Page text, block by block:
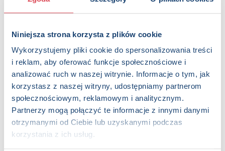
Niniejsza strona korzysta z plików cookie
Wykorzystujemy pliki cookie do spersonalizowania treści
i reklam, aby oferować funkcje społecznościowe i
analizować ruch w naszej witrynie. Informacje o tym, jak
korzystasz z naszej witryny, udostępniamy partnerom
społecznościowym, reklamowym i analitycznym.
Partnerzy mogą połączyć te informacje z innymi danymi
otrzymanymi od Ciebie lub uzyskanymi podczas
korzystania z ich usług.
wyobraźnią. Każdy blok zawiera starannie dobrane
tematycznie ilustracje – w tym także urocze „Słodkie
króliczków i innych milusińskich, które aż proszą się o kolor!
pracę, zapewniając swobodę ruchu i komfort podczas
rysowania. To świetne ćwiczenie sprawności manualnej i
koncentracji, a jednocześnie znakomita rozrywka.
Dodatkową atrakcją są dołączone naklejki, którymi można
ozdobić pokolorowane ilustracje, dodać im charakteru albo
stworzyć całkiem nowe kompozycje.
Strony:32 , Format: 23,5x31 cm